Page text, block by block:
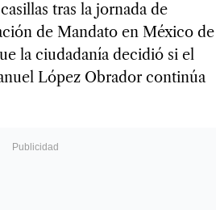
tras la jornada de
de Mandato en México de
la ciudadanía decidió si el
López Obrador continúa